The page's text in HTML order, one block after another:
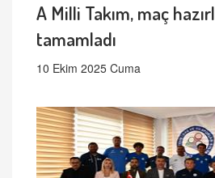
A Milli Takım, maç
tamamladı
10 Ekim 2025 Cuma